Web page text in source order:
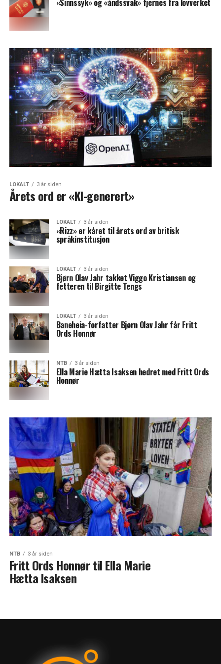
«Sinnssyk» og «åndssvak» fjernes fra lovverket
LOKALT 3 år siden
Årets ord er «KI-generert»
LOKALT 3 år siden
«Rizz» er kåret til årets ord av britisk
språkinstitusjon
LOKALT 3 år siden
Bjørn Olav Jahr takket Viggo Kristiansen og
fetteren til Birgitte Tengs
LOKALT 3 år siden
Baneheia-forfatter Bjørn Olav Jahr får Fritt
Ords Honnør
NTB 3 år siden
Ella Marie Hætta Isaksen hedret med Fritt Ords
Honnør
NTB 3 år siden
Fritt Ords Honnør til Ella Marie
Hætta Isaksen